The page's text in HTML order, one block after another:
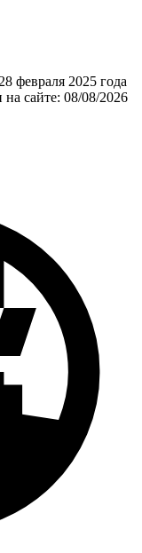
февраля 2025 года
сайте: 08/08/2026